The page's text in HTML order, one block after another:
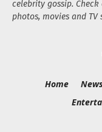
celebrity gossip.
photos, movies and TV
Home News